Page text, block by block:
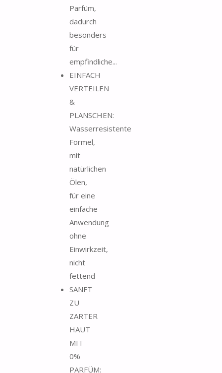
Parfüm,
dadurch
besonders
für
empfindliche...
EINFACH
VERTEILEN
&
PLANSCHEN:
Wasserresistente
Formel,
mit
natürlichen
Ölen,
für eine
einfache
Anwendung
ohne
Einwirkzeit,
nicht
fettend
SANFT
ZU
ZARTER
HAUT
MIT
0%
PARFÜM: